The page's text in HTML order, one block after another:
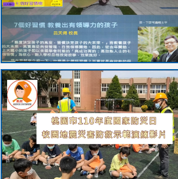
link
to
https://sites.google.com/stes.tyc.edu.tw/
link
to
https://drive.google.com/file/d/
usp=sharing
link
to
https://youtu.be/jJOMVWY3-
8M
link
to
https://drive.google.com/file/d/
usp=sharing